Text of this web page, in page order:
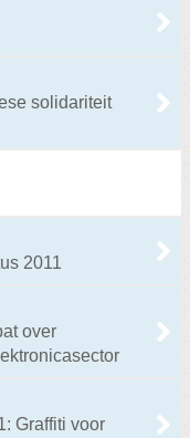
solidariteit
2011
over
Graffiti voor